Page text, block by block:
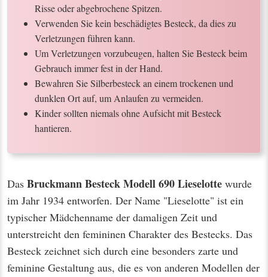
Risse oder abgebrochene Spitzen.
Verwenden Sie kein beschädigtes Besteck, da dies zu
Verletzungen führen kann.
Um Verletzungen vorzubeugen, halten Sie Besteck beim
Gebrauch immer fest in der Hand.
Bewahren Sie Silberbesteck an einem trockenen und
dunklen Ort auf, um Anlaufen zu vermeiden.
Kinder sollten niemals ohne Aufsicht mit Besteck
hantieren.
Das Bruckmann Besteck Modell 690 Lieselotte wurde
im Jahr 1934 entworfen. Der Name "Lieselotte" ist ein
typischer Mädchenname der damaligen Zeit und
unterstreicht den femininen Charakter des Bestecks. Das
Besteck zeichnet sich durch eine besonders zarte und
feminine Gestaltung aus, die es von anderen Modellen der